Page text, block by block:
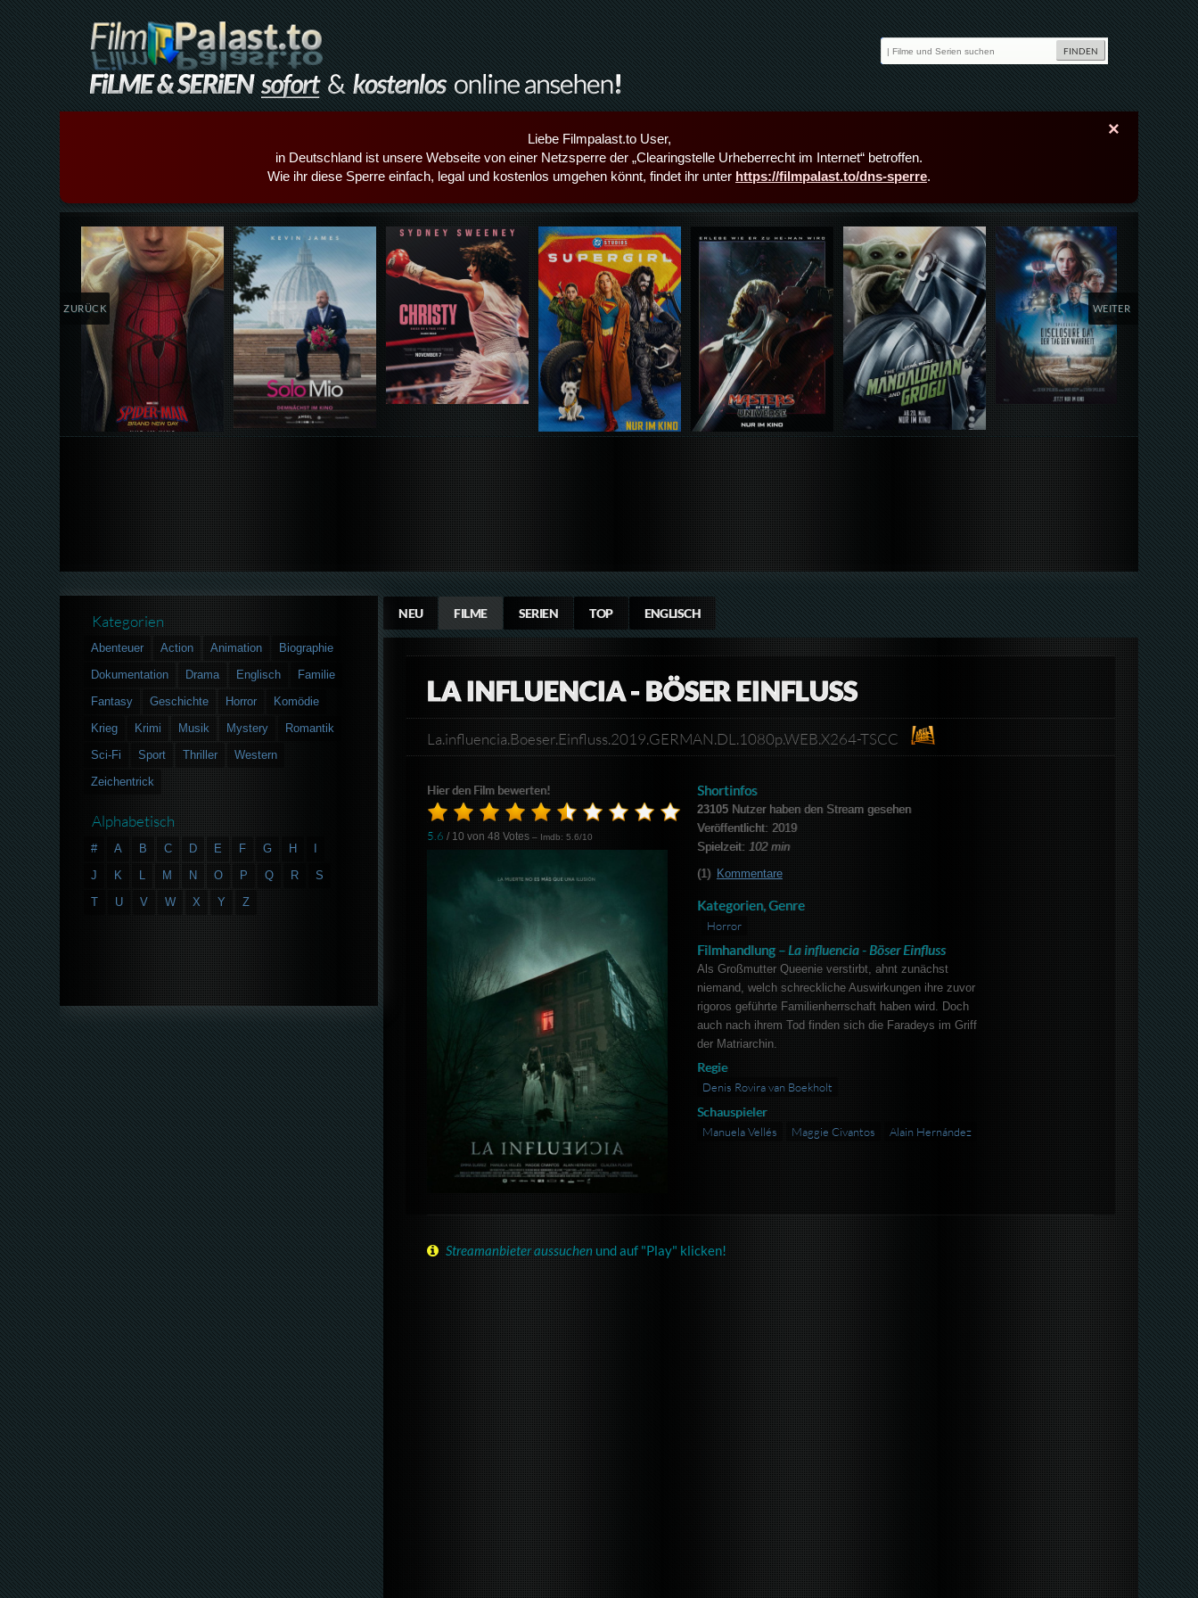
×
Liebe Filmpalast.to User,
in Deutschland ist unsere Webseite von einer Netzsperre der „Clearingstelle Urheberrecht im Internet“ betroffen.
Wie ihr diese Sperre einfach, legal und kostenlos umgehen könnt, findet ihr unter https://filmpalast.to/dns-sperre.
Details,Play Details,Play Details,Play Details,Play Details,Play Details,Play Details,Play
ZURÜCK WEITER
NEU FILME SERIEN TOP ENGLISCH
LA INFLUENCIA - BÖSER EINFLUSS
La.influencia.Boeser.Einfluss.2019.GERMAN.DL.1080p.WEB.X264-TSCC
Hier den Film bewerten!
5.6 / 10 von48 Votes – Imdb: 5.6/10
Shortinfos
23105Nutzer haben den Stream gesehen
Veröffentlicht: 2019
Spielzeit: 102 min
(1) Kommentare
Kategorien, Genre
Horror
Filmhandlung – La influencia - Böser Einfluss
Als Großmutter Queenie verstirbt, ahnt zunächst
niemand, welch schreckliche Auswirkungen ihre zuvor
rigoros geführte Familienherrschaft haben wird. Doch
auch nach ihrem Tod finden sich die Faradeys im Griff
der Matriarchin.
Regie
Denis Rovira van Boekholt
Schauspieler
Manuela Vellés Maggie Civantos Alain Hernández
Streamanbieter aussuchen und auf "Play" klicken!
Kategorien
Abenteuer Action Animation
Biographie
Dokumentation
Drama Englisch
Familie
Fantasy
Geschichte Horror
Komödie
Krieg
Krimi Musik Mystery
Romantik
Sci-Fi
Sport Thriller
Western
Zeichentrick
Alphabetisch
# A B C D E F G H
J
K L M N O P Q R
S
T
U V W X Y Z